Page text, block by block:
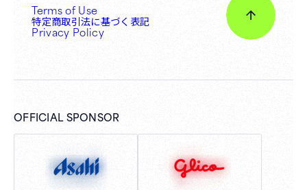
Terms of Use
特定商取引法に基づく表記
Privacy Policy
OFFICIAL SPONSOR